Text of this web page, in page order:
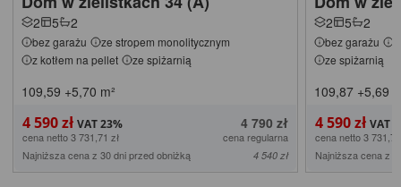
2 5 2
bez garażu
ze stropem monolitycznym
z kotłem na pellet
ze spiżarnią
109,59 +5,70 m²
4 590 zł 4 790 zł
cena netto 3 731,71 zł
cena regularna
Najniższa cena z 30 dni przed obniżką
4 540 zł
2 5 2
bez garażu
ze spiżarnią
109,87 +5,69
4 590 zł
cena netto 3
Najniższa cena z